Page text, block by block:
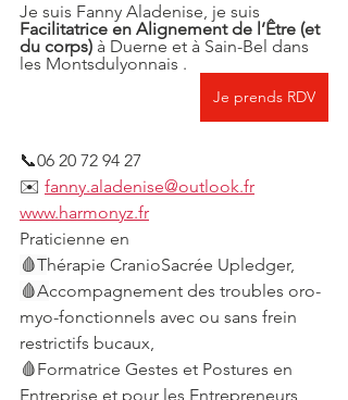
Je suis Fanny Aladenise, je suis
Facilitatrice en Alignement de l’Être (et
du corps) à Duerne et à Sain-Bel dans
les Montsdulyonnais .
Je prends RDV
📞06 20 72 94 27
✉️ fanny.aladenise@outlook.fr
www.harmonyz.fr
Praticienne en
🩸Thérapie CranioSacrée Upledger,
🩸Accompagnement des troubles oro-
myo-fonctionnels avec ou sans frein
restrictifs bucaux,
🩸Formatrice Gestes et Postures en
Entreprise et pour les Entrepreneurs